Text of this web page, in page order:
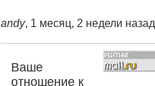
andy, 1 месяц, 2 недели назад
Ваше
отношение к